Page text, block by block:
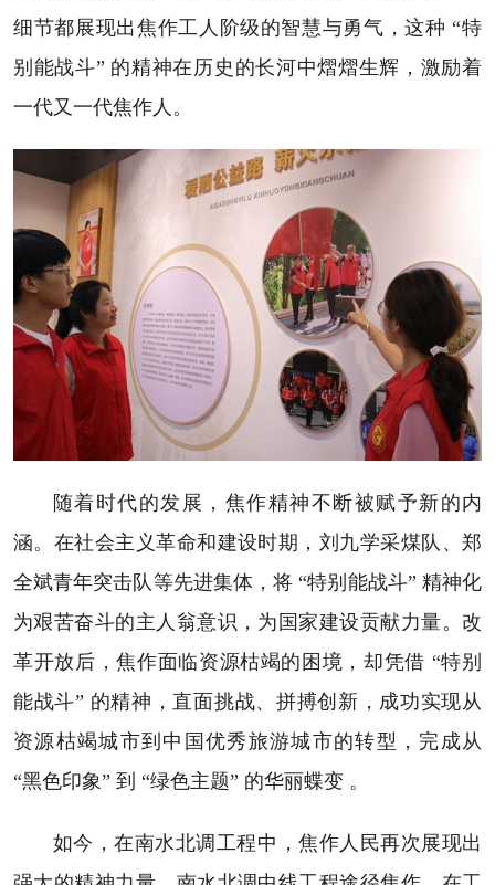
细节都展现出焦作工人阶级的智慧与勇气，这种 “特
别能战斗” 的精神在历史的长河中熠熠生辉，激励着
一代又一代焦作人。
随着时代的发展，焦作精神不断被赋予新的内
涵。在社会主义革命和建设时期，刘九学采煤队、郑
全斌青年突击队等先进集体，将 “特别能战斗” 精神化
为艰苦奋斗的主人翁意识，为国家建设贡献力量。改
革开放后，焦作面临资源枯竭的困境，却凭借 “特别
能战斗” 的精神，直面挑战、拼搏创新，成功实现从
资源枯竭城市到中国优秀旅游城市的转型，完成从
“黑色印象” 到 “绿色主题” 的华丽蝶变 。
如今，在南水北调工程中，焦作人民再次展现出